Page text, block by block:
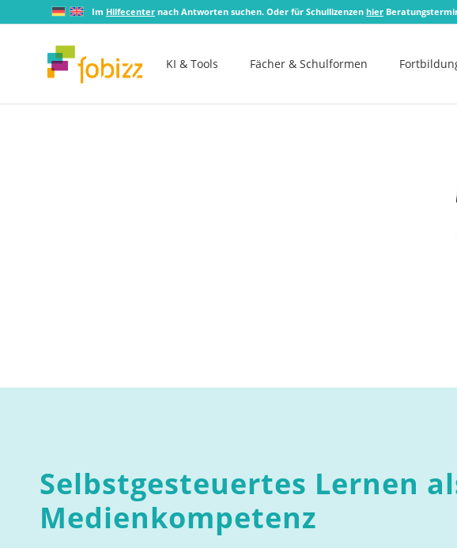
Im Hilfecenter nach Antworten suchen. Oder für Schullizenzen hier
KI & Tools Fächer & Schulformen
Selbstgesteuertes Lernen
Medienkompetenz